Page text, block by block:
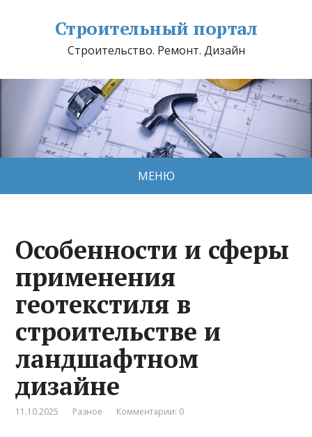
Строительный портал
Строительство. Ремонт. Дизайн
МЕНЮ
Особенности и сферы
применения
геотекстиля в
строительстве и
ландшафтном
дизайне
11.10.2025 Разное Комментарии: 0